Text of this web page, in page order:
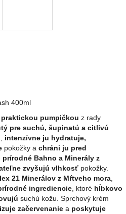
400ml
pumpičkou z rady
pre suchú, šupinatú a citlivú
intenzívne ju hydratuje,
pokožky a chráni ju pred
prírodné Bahno a Minerály z
zvyšujú vlhkosť pokožky.
21 Minerálov z Mŕtveho mora,
ingrediencie, ktoré hĺbkovo
suchú kožu. Sprchový krém
začervenanie a poskytuje